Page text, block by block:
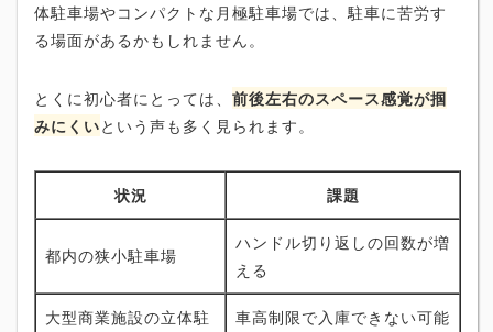
体駐車場やコンパクトな月極駐車場では、駐車に苦労す
る場面があるかもしれません。
とくに初心者にとっては、 前後左右のスペース感覚が掴
みにくいという声も多く見られます。
状況 課題
都内の狭小駐車場
ハンドル切り返しの回数が増
える
大型商業施設の立体駐
車高制限で入庫できない可能